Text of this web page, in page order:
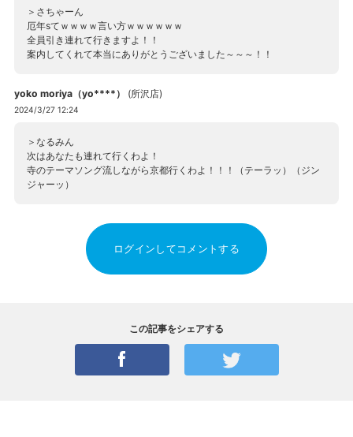
＞さちゃーん
厄年sてｗｗｗｗ言い方ｗｗｗｗｗｗ
全員引き連れて行きますよ！！
案内してくれて本当にありがとうございました～～～！！
yoko moriya（yo****） (所沢店)
2024/3/27 12:24
＞なるみん
次はあなたも連れて行くわよ！
寺のテーマソング流しながら京都行くわよ！！！（テーラッ）（ジン
ジャーッ）
ログインしてコメントする
この記事をシェアする